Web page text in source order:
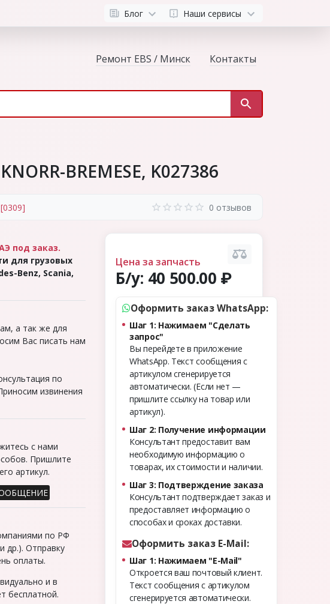
Блог Наши сервисы
Ремонт EBS / Минск Контакты
BREMESE, K027386
0 отзывов
Цена за запчасть
Б/у: 40 500.00 ₽
Оформить заказ WhatsApp:
Шаг 1: Нажимаем "Сделать
запрос"
Вы перейдете в приложение
WhatsApp. Текст сообщения с
артикулом сгенерируется
автоматически. (Если нет —
пришлите ссылку на товар или
артикул).
Шаг 2: Получение информации
Консультант предоставит вам
необходимую информацию о
товарах, их стоимости и наличии.
Шаг 3: Подтверждение заказа
Консультант подтверждает заказ и
предоставляет информацию о
способах и сроках доставки.
Оформить заказ E-Mail:
Шаг 1: Нажимаем "E-Mail"
Откроется ваш почтовый клиент.
Текст сообщения с артикулом
сгенерируется автоматически.
под заказ.
для грузовых
Benz, Scania,
а так же для
Вас писать нам
по
извинения
с нами
Пришлите
артикул.
по РФ
др.). Отправку
оплаты.
и в
бесплатной.